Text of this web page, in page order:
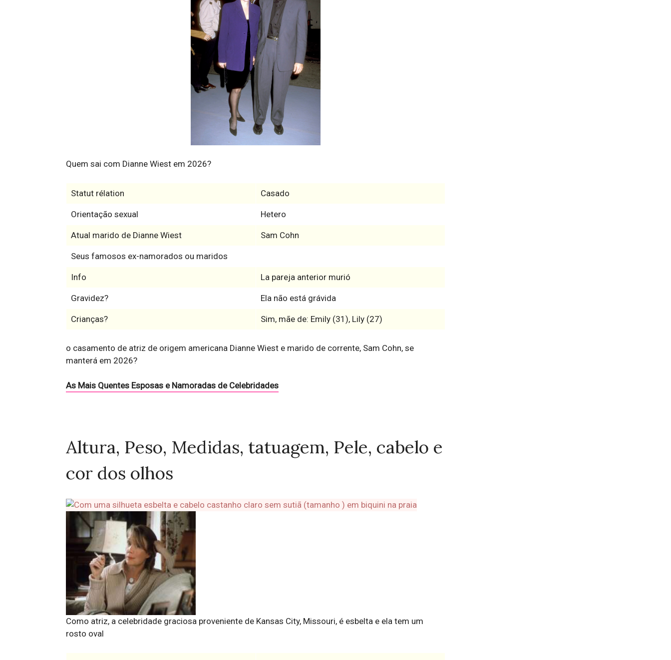
Quem sai com Dianne Wiest em 2026?
Statut rélation Casado
Orientação sexual Hetero
Atual marido de Dianne Wiest Sam Cohn
Seus famosos ex-namorados ou maridos
Info La pareja anterior murió
Gravidez? Ela não está grávida
Crianças? Sim, mãe de: Emily (31), Lily (27)
o casamento de atriz de origem americana Dianne Wiest e marido de corrente, Sam Cohn, se
manterá em 2026?
As Mais Quentes Esposas e Namoradas de Celebridades
Altura, Peso, Medidas, tatuagem, Pele, cabelo e
cor dos olhos
Como atriz, a celebridade graciosa proveniente de Kansas City, Missouri, é esbelta e ela tem um
rosto oval